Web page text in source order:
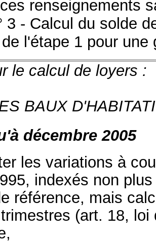
renseignements
3 - Calcul du solde
l'étape 1 pour
le calcul de loyers :
BAUX
décembre 2005
les variations à
indexés non
référence, mais
(art. 18,